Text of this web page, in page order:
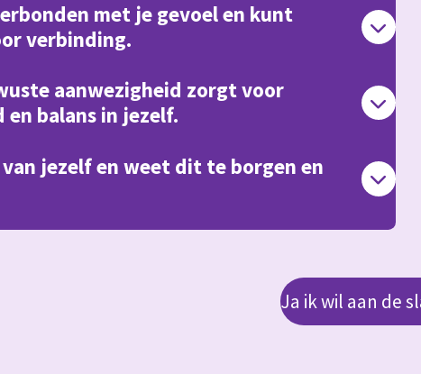
met je gevoel en kunt
verbinding.
aanwezigheid zorgt voor
en balans in jezelf.
jezelf en weet dit te borgen en
Ja ik wil aan de